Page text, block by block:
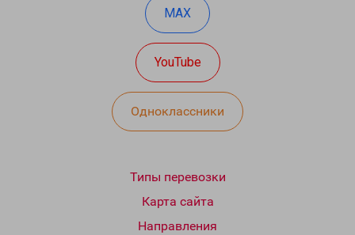
MAX
YouTube
Одноклассники
Типы перевозки
Карта сайта
Направления